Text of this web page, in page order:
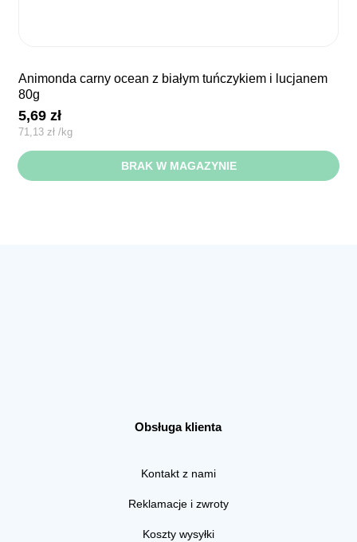
animonda carny ocean z białym tuńczykiem i lucjanem
80g
5,69zł
71,13zł /kg
BRAK W MAGAZYNIE
Obsługa klienta
Kontakt z nami
Reklamacje i zwroty
Koszty wysyłki